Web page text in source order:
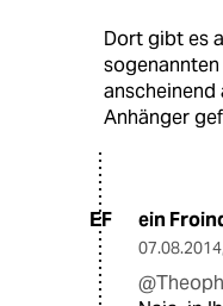
Dort gibt es
anscheinend
Anhänger
EF ein
07.08.2014,